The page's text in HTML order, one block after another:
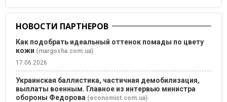
НОВОСТИ ПАРТНЕРОВ
Как подобрать идеальный оттенок помады по цвету
кожи (margosha.com.ua)
17.06.2026
Украинская баллистика, частичная демобилизация,
выплаты военным. Главное из интервью министра
обороны Федорова (economist.com.ua)